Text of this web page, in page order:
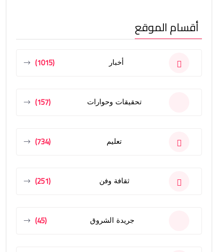
أقسام الموقع
أخبار (1015)
تحقيقات وحوارات (157)
تعليم (734)
ثقافة وفن (251)
جريدة الشروق (45)